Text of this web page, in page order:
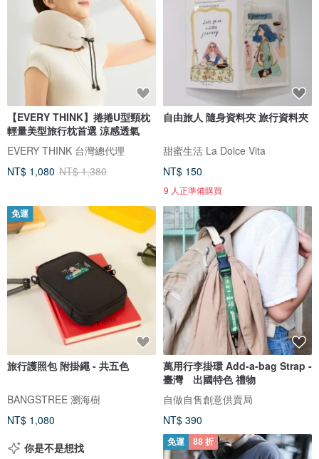
【EVERY THINK】捲捲U型頸枕
輕量美型旅行枕首選 涼感透氣
EVERY THINK 台灣總代理
NT$ 1,080 NT$ 1,380
自由旅人 隨身資料夾 旅行資料夾
甜蜜生活 La Dolce Vita
NT$ 150
9 人正準備購買
免運
旅行護照包 附掛繩 - 共五色
BANGSTREE 瀏海樹
NT$ 1,080
萬用行李掛環 Add-a-bag Strap -
臺灣 出國特色 禮物
自做自售創意供賣局
NT$ 390
你是不是想找
免運 88 折